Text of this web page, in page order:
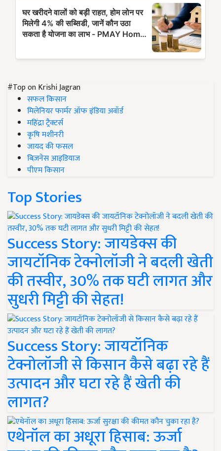
#Top on Krishi Jagran
सफल किसान
मिलेनियर फार्मर ऑफ इंडिया अवॉर्ड
महिंद्रा ट्रैक्टर्स
कृषि मशीनरी
जायद की फसल
बिज़नेस आइडियाज
पीएम किसान
Top Stories
Success Story: जायडेक्स की
जायटॉनिक टेक्नोलॉजी ने बदली खेती
की तस्वीर, 30% तक घटी लागत और
सुधरी मिट्टी की सेहत!
Success Story: जायटॉनिक
टेक्नोलॉजी से किसान कैसे बढ़ा रहे हैं
उत्पादन और घटा रहे हैं खेती की
लागत?
एथेनॉल का अधूरा हिसाब: ऊर्जा